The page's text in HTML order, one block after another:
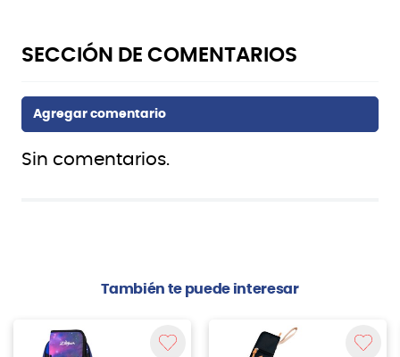
Sin comentarios.
También te puede interesar